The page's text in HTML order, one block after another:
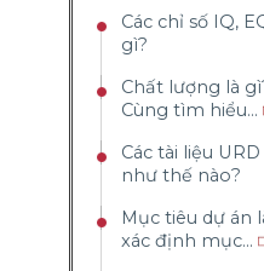
Các chỉ số IQ,
gì?
Chất lượng là
Cùng tìm hiểu...
Các tài liệu
như thế nào?
Mục tiêu dự án
xác định mục...